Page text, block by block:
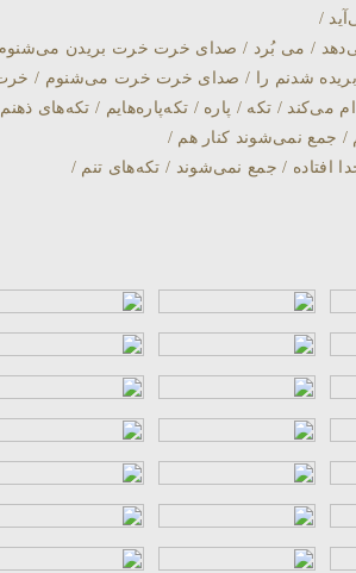
/
/ می بُرد / صدای خرت خرت بريدن
شدنم را / صدای خرت خرت می‌شنوم /
می‌کند / تکه / پاره / تکه‌پاره‌هايم / تکه‌های
/ جمع نمی‌شوند کنار هم /
افتاده / جمع نمی‌شوند / تکه‌های تنم /